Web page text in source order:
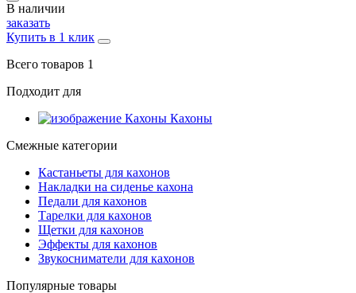
В наличии
заказать
Купить в 1 клик
Всего товаров 1
Подходит для
Кахоны
Смежные категории
Кастаньеты для кахонов
Накладки на сиденье кахона
Педали для кахонов
Тарелки для кахонов
Щетки для кахонов
Эффекты для кахонов
Звукосниматели для кахонов
Популярные товары